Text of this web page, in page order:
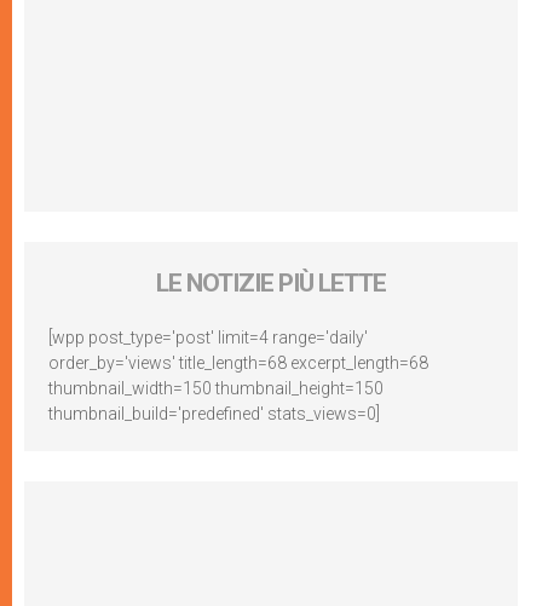
LE NOTIZIE PIÙ LETTE
[wpp post_type='post' limit=4 range='daily'
order_by='views' title_length=68 excerpt_length=68
thumbnail_width=150 thumbnail_height=150
thumbnail_build='predefined' stats_views=0]